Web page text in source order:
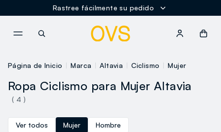
Rastree fácilmente su pedido
Página de Inicio Marca Altavia Ciclismo Mujer
Ropa Ciclismo para Mujer Altavia
( 4 )
Ver todos Mujer Hombre